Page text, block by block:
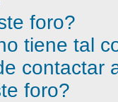
foro?
tiene tal
contactar
foro?